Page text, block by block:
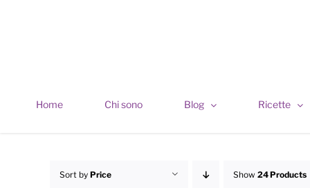
Home Chi sono Blog Ricette
Sort by Price Show 24 Products